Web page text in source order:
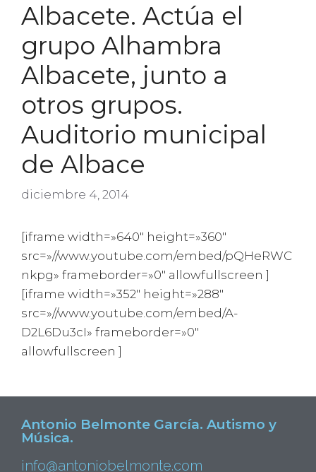
Albacete. Actúa el
grupo Alhambra
Albacete, junto a
otros grupos.
Auditorio municipal
de Albace
diciembre 4, 2014
[iframe width=»640″ height=»360″
src=»//www.youtube.com/embed/pQHeRWC
nkpg» frameborder=»0″ allowfullscreen ]
[iframe width=»352″ height=»288″
src=»//www.youtube.com/embed/A-
D2L6Du3cI» frameborder=»0″
allowfullscreen ]
Antonio Belmonte García. Autismo y
Música.
info@antoniobelmonte.com